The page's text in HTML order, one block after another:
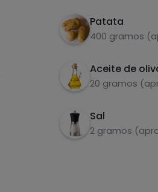
Patata
400 gramos
Aceite de
20 gramos
Sal
2 gramos